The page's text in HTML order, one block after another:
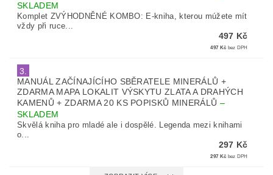
SKLADEM
Komplet ZVÝHODNĚNÉ KOMBO: E-kniha, kterou múžete mít
vždy při ruce...
497 Kč
497 Kč bez DPH
3.
MANUÁL ZAČÍNAJÍCÍHO SBĚRATELE MINERÁLŮ +
ZDARMA MAPA LOKALIT VÝSKYTU ZLATA A DRAHÝCH
KAMENŮ + ZDARMA 20 KS POPISKŮ MINERÁLŮ –
SKLADEM
Skvělá kniha pro mladé ale i dospělé. Legenda mezi knihami
o...
297 Kč
297 Kč bez DPH